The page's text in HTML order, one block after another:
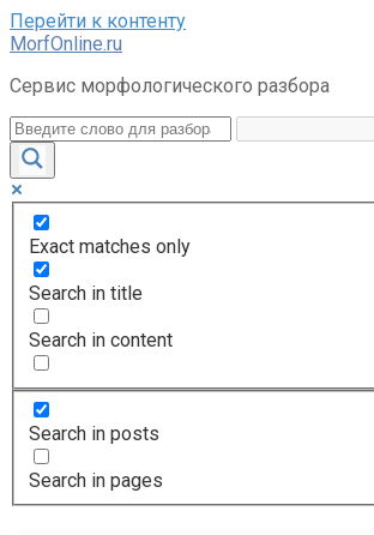
Перейти к контенту
MorfOnline.ru
Сервис морфологического разбора
Exact matches only
Search in title
Search in content
Search in posts
Search in pages